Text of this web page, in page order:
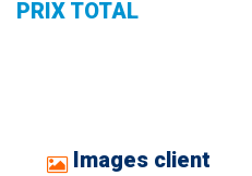
PRIX TOTAL
Images client